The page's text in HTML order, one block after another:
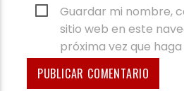
Guardar mi nombre,
sitio web en este
próxima vez que